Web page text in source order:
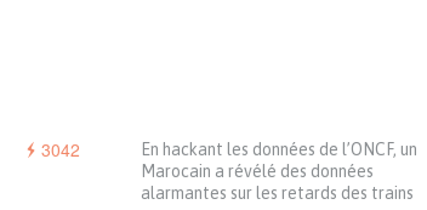
3042
En hackant les données de l’ONCF, un
Marocain a révélé des données
alarmantes sur les retards des trains